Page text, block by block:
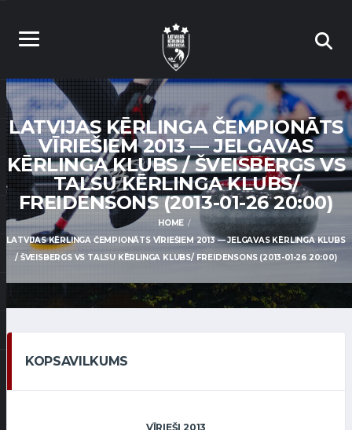
LATVIJAS KĒRLINGA ČEMPIONĀTS
VĪRIEŠIEM 2013 — JELGAVAS
KĒRLINGA KLUBS / ŠVEISBERGS VS
TALSU KĒRLINGA KLUBS/
FREIDENSONS (2013-01-26 20:00)
HOME
LATVIJAS KĒRLINGA ČEMPIONĀTS VĪRIEŠIEM 2013 — JELGAVAS KĒRLINGA KLUBS
/ ŠVEISBERGS VS TALSU KĒRLINGA KLUBS/ FREIDENSONS (2013-01-26 20:00)
KOPSAVILKUMS
VĪRIEŠI 2013